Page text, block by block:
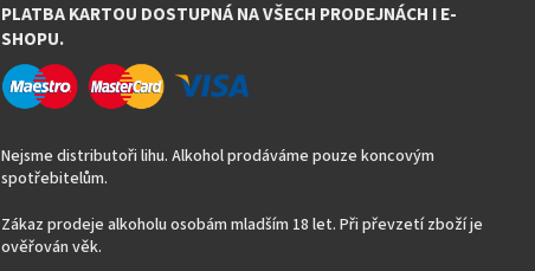
PLATBA KARTOU DOSTUPNÁ NA VŠECH PRODEJNÁCH I E-
SHOPU.
Nejsme distributoři lihu. Alkohol prodáváme pouze koncovým
spotřebitelům.
Zákaz prodeje alkoholu osobám mladším 18 let. Při převzetí zboží je
ověřován věk.